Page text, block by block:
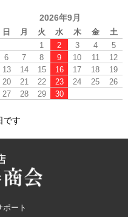
2026年9月
日 月 火 水 木 金
土
1
2 3 4
5
6
7 8 9 10 11
12
13
14 15 16 17 18
19
20
21 22 23 24 25
26
27
28 29 30
です
ート